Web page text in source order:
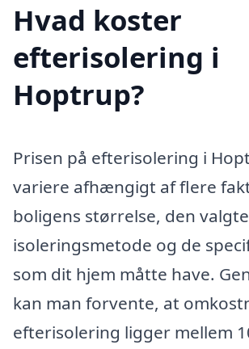
Hvad koster
efterisolering i
Hoptrup?
Prisen på efterisolering i
variere afhængigt af flere
boligens størrelse, den valgte
isoleringsmetode og de
som dit hjem måtte have.
kan man forvente, at
efterisolering ligger mellem